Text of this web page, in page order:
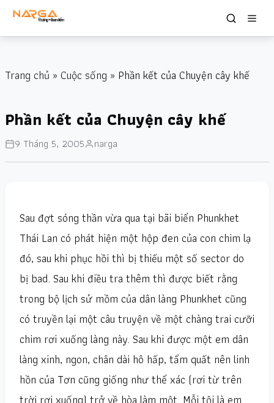
Trang chủ » Cuộc sống » Phần kết của Chuyện cây khế
Phần kết của Chuyện cây khế
9 Tháng 5, 2005 narga
Sau đợt sóng thần vừa qua tại bãi biển Phunkhet
Thái Lan có phát hiện một hộp đen của con chim lạ
đó, sau khi phục hồi thì bị thiếu một số sector do
bị bad. Sau khi điều tra thêm thì được biết rằng
trong bộ lịch sử mồm của dân làng Phunkhet cũng
có truyền lại một câu truyện về một chàng trai cưỡi
chim rơi xuống làng này. Sau khi được một em dân
làng xinh, ngon, chân dài hô hấp, tẩm quất nên linh
hồn của Tơn cũng giống như thể xác (rơi từ trên